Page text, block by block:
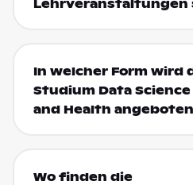
In welcher Form wird
Studium Data
and Health
Wo finden die